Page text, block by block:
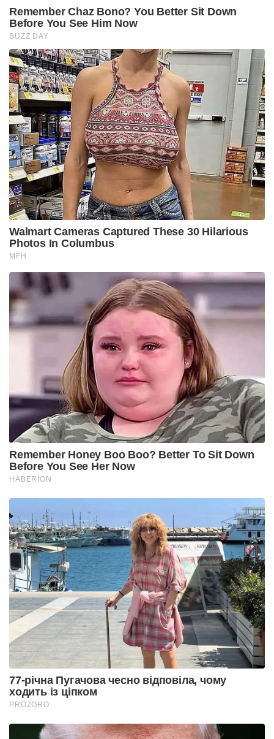
Remember Chaz Bono? You Better Sit Down
Before You See Him Now
BUZZ DAY
Walmart Cameras Captured These 30 Hilarious
Photos In Columbus
MFH
Remember Honey Boo Boo? Better To Sit Down
Before You See Her Now
HABERION
77-річна Пугачова чесно відповіла, чому
ходить із ціпком
PROZORO